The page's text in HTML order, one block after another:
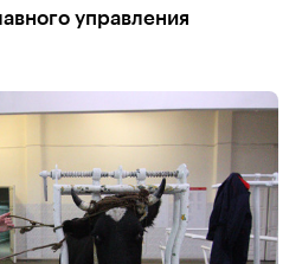
управления